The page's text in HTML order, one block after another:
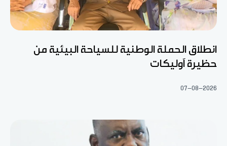
انطلاق الحملة الوطنية للسياحة البيئية من
حظيرة آوليكات
07-08-2026